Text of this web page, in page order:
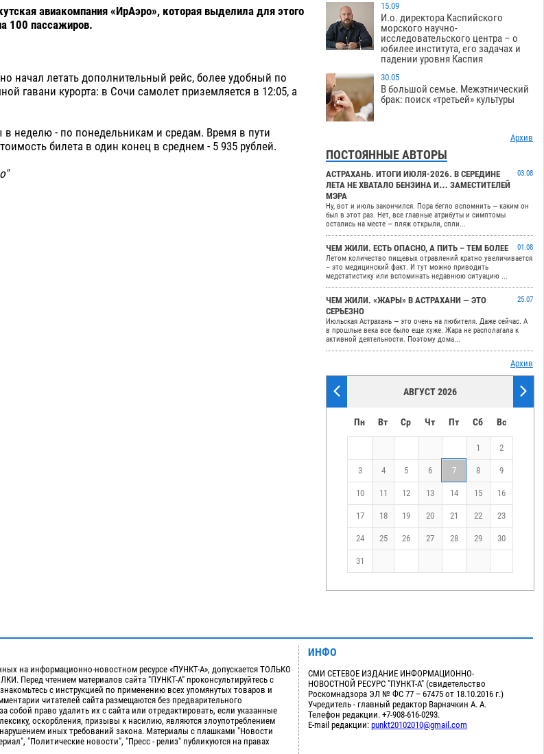
авиакомпания «ИрАэро», которая выделила для этого
100 пассажиров.
начал летать дополнительный рейс, более удобный по
гавани курорта: в Сочи самолет приземляется в 12:05, а
неделю - по понедельникам и средам. Время в пути
билета в один конец в среднем - 5 935 рублей.
15.09
И.о. директора Каспийского
морского научно-
исследовательского центра – о
юбилее института, его задачах и
падении уровня Каспия
30.05
В большой семье. Межэтнический
брак: поиск «третьей» культуры
Архив
ПОСТОЯННЫЕ АВТОРЫ
АСТРАХАНЬ. ИТОГИ ИЮЛЯ-2026. В СЕРЕДИНЕ
ЛЕТА НЕ ХВАТАЛО БЕНЗИНА И… ЗАМЕСТИТЕЛЕЙ
МЭРА
03.08
Ну, вот и июль закончился. Пора бегло вспомнить — каким он
был в этот раз. Нет, все главные атрибуты и симптомы
остались на месте — пляж открыли, спли...
ЧЕМ ЖИЛИ. ЕСТЬ ОПАСНО, А ПИТЬ – ТЕМ БОЛЕЕ
01.08
Летом количество пищевых отравлений кратно увеличивается
– это медицинский факт. И тут можно приводить
медстатистику или вспоминать недавнюю ситуацию ...
ЧЕМ ЖИЛИ. «ЖАРЫ» В АСТРАХАНИ — ЭТО
СЕРЬЕЗНО
25.07
Июльская Астрахань — это очень на любителя. Даже сейчас. А
в прошлые века все было еще хуже. Жара не располагала к
активной деятельности. Поэтому дома...
Архив
АВГУСТ 2026
Пн Вт Ср Чт Пт Сб Вс
1 2
3 4 5 6 7 8 9
10 11 12 13 14 15 16
17 18 19 20 21 22 23
24 25 26 27 28 29 30
31
на информационно-новостном ресурсе «ПУНКТ-А», допускается ТОЛЬКО
Перед чтением материалов сайта "ПУНКТ-А" проконсультируйтесь с
с инструкцией по применению всех упомянутых товаров и
читателей сайта размещаются без предварительного
собой право удалить их с сайта или отредактировать, если указанные
оскорбления, призывы к насилию, являются злоупотреблением
иных требований закона. Материалы с плашками "Новости
"Политические новости", "Пресс - релиз" публикуются на правах
ИНФО
СМИ СЕТЕВОЕ ИЗДАНИЕ ИНФОРМАЦИОННО-
НОВОСТНОЙ РЕСУРС "ПУНКТ-А" (свидетельство
Роскомнадзора ЭЛ № ФС 77 – 67475 от 18.10.2016 г.)
Учредитель - главный редактор Варначкин А. А.
Телефон редакции. +7-908-616-0293.
E-mail редакции: punkt20102010@gmail.com